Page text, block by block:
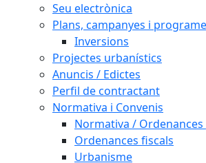
Seu electrònica
Plans, campanyes i
Inversions
Projectes urbanístics
Anuncis / Edictes
Perfil de contractant
Normativa i Convenis
Normativa / Ordenances
Ordenances fiscals
Urbanisme